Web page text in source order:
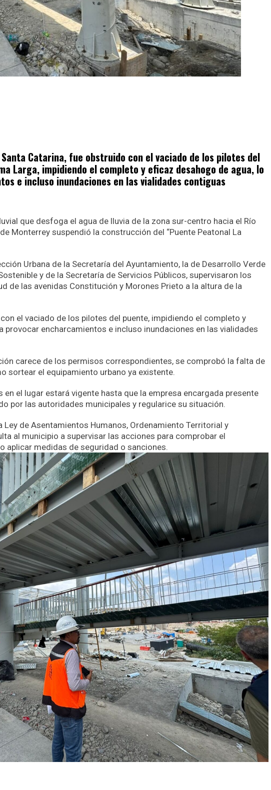
Catarina, fue obstruido con el vaciado de los pilotes del
Larga, impidiendo el completo y eficaz desahogo de agua, lo
e incluso inundaciones en las vialidades contiguas
que desfoga el agua de lluvia de la zona sur-centro hacia el Río
Monterrey suspendió la construcción del “Puente Peatonal La
Urbana de la Secretaría del Ayuntamiento, la de Desarrollo Verde
y de la Secretaría de Servicios Públicos, supervisaron los
de las avenidas Constitución y Morones Prieto a la altura de la
el vaciado de los pilotes del puente, impidiendo el completo y
provocar encharcamientos e incluso inundaciones en las vialidades
carece de los permisos correspondientes, se comprobó la falta de
sortear el equipamiento urbano ya existente.
el lugar estará vigente hasta que la empresa encargada presente
por las autoridades municipales y regularice su situación.
de Asentamientos Humanos, Ordenamiento Territorial y
al municipio a supervisar las acciones para comprobar el
aplicar medidas de seguridad o sanciones.